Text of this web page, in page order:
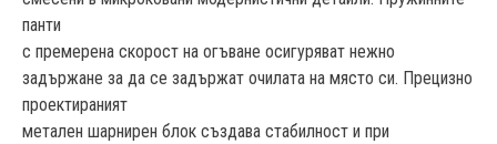
панти
с премерена скорост на огъване осигуряват нежно
задържане за да се задържат очилата на място си. Прецизно
проектираният
метален шарнирен блок създава стабилност и при